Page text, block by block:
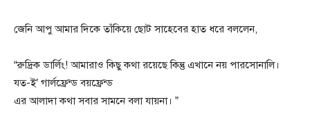
জেনি আপু আমার দিকে তাঁকিয়ে ছোট সাহেবের হাত ধরে বললেন,
“রুদ্রিক ডার্লিং! আমারাও কিছু কথা রয়েছে কিন্তু এখানে নয় পারসোনালি।
যত-ই’ গার্লফ্রেন্ড বয়ফ্রেন্ড
এর আলাদা কথা সবার সামনে বলা যায়না। ”